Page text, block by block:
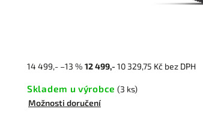
14 499,- –13 %12 499,-10 329,75 Kč bez DPH
Skladem u výrobce (3 ks)
Možnosti doručení